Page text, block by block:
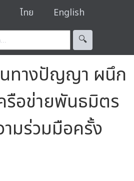
ไทย English
🔍︎
ทางปัญญา ผนึก
รือข่ายพันธมิตร
มร่วมมือครั้ง